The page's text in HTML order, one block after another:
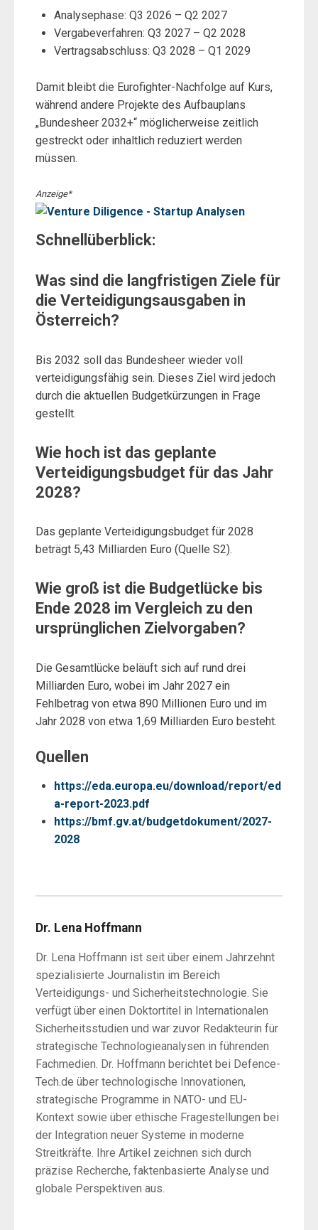
Analysephase: Q3 2026 – Q2 2027
Vergabeverfahren: Q3 2027 – Q2 2028
Vertragsabschluss: Q3 2028 – Q1 2029
Damit bleibt die Eurofighter-Nachfolge auf Kurs,
während andere Projekte des Aufbauplans
„Bundesheer 2032+“ möglicherweise zeitlich
gestreckt oder inhaltlich reduziert werden
müssen.
Anzeige*
Schnellüberblick:
Was sind die langfristigen Ziele für
die Verteidigungsausgaben in
Österreich?
Bis 2032 soll das Bundesheer wieder voll
verteidigungsfähig sein. Dieses Ziel wird jedoch
durch die aktuellen Budgetkürzungen in Frage
gestellt.
Wie hoch ist das geplante
Verteidigungsbudget für das Jahr
2028?
Das geplante Verteidigungsbudget für 2028
beträgt 5,43 Milliarden Euro (Quelle S2).
Wie groß ist die Budgetlücke bis
Ende 2028 im Vergleich zu den
ursprünglichen Zielvorgaben?
Die Gesamtlücke beläuft sich auf rund drei
Milliarden Euro, wobei im Jahr 2027 ein
Fehlbetrag von etwa 890 Millionen Euro und im
Jahr 2028 von etwa 1,69 Milliarden Euro besteht.
Quellen
https://eda.europa.eu/download/report/ed
a-report-2023.pdf
https://bmf.gv.at/budgetdokument/2027-
2028
Dr. Lena Hoffmann
Dr. Lena Hoffmann ist seit über einem Jahrzehnt
spezialisierte Journalistin im Bereich
Verteidigungs- und Sicherheitstechnologie. Sie
verfügt über einen Doktortitel in Internationalen
Sicherheitsstudien und war zuvor Redakteurin für
strategische Technologieanalysen in führenden
Fachmedien. Dr. Hoffmann berichtet bei Defence-
Tech.de über technologische Innovationen,
strategische Programme in NATO- und EU-
Kontext sowie über ethische Fragestellungen bei
der Integration neuer Systeme in moderne
Streitkräfte. Ihre Artikel zeichnen sich durch
präzise Recherche, faktenbasierte Analyse und
globale Perspektiven aus.